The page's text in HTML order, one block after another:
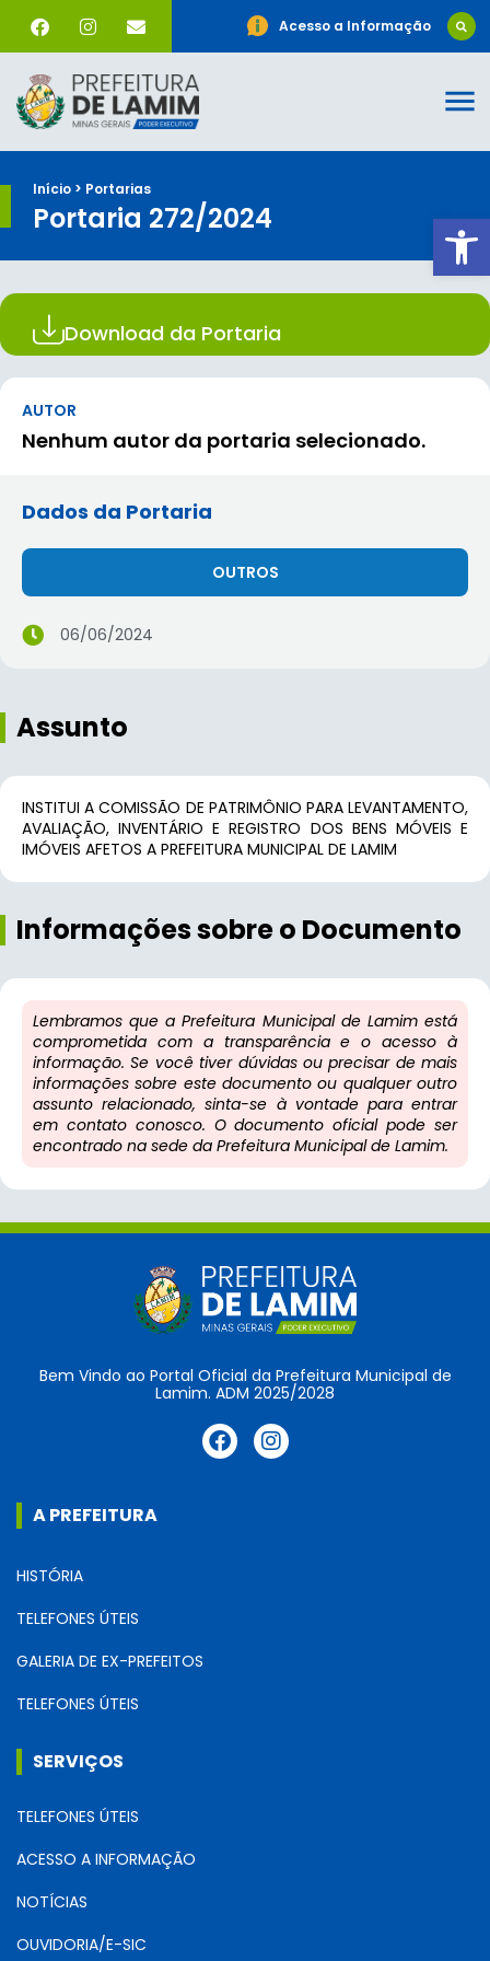
Acesso a Informação
Início > Portarias
Portaria 272/2024
Download da Portaria
AUTOR
Nenhum autor da portaria selecionado.
Dados da Portaria
OUTROS
06/06/2024
Assunto
INSTITUI A COMISSÃO DE PATRIMÔNIO PARA LEVANTAMENTO,
AVALIAÇÃO, INVENTÁRIO E REGISTRO DOS BENS MÓVEIS E
IMÓVEIS AFETOS A PREFEITURA MUNICIPAL DE LAMIM
Informações sobre o Documento
Lembramos que a Prefeitura Municipal de Lamim está
comprometida com a transparência e o acesso à
informação. Se você tiver dúvidas ou precisar de mais
informações sobre este documento ou qualquer outro
assunto relacionado, sinta-se à vontade para entrar
em contato conosco. O documento oficial pode ser
encontrado na sede da Prefeitura Municipal de Lamim.
Bem Vindo ao Portal Oficial da Prefeitura Municipal de
Lamim. ADM 2025/2028
A PREFEITURA
HISTÓRIA
TELEFONES ÚTEIS
GALERIA DE EX-PREFEITOS
TELEFONES ÚTEIS
SERVIÇOS
TELEFONES ÚTEIS
ACESSO A INFORMAÇÃO
NOTÍCIAS
OUVIDORIA/E-SIC